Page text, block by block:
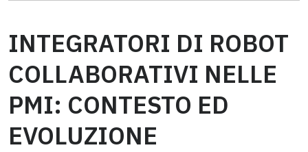
INTEGRATORI DI ROBOT
COLLABORATIVI NELLE
PMI: CONTESTO ED
EVOLUZIONE